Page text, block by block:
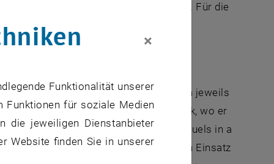
TU Wien Rektor Jens Schneider. Für die
seinBachelor- undMaster
studium jeweils
und Automobiltechnik, wo er
„Potential of Sustainable Aviation Fuels in a
Combustion Control“untersucht den Einsatz
×
Funktionalität unserer
Funktionen für soziale Medien
die jeweiligen Dienstanbieter
Website finden Sie in unserer